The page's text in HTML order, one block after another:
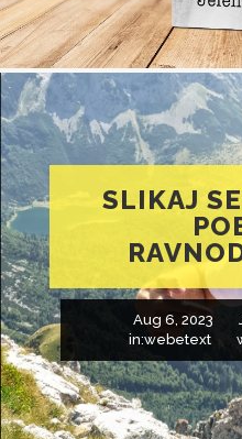
SLIKAJ
Aug 6, 2023
in:webetext